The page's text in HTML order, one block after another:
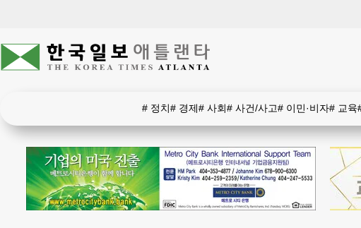
# 정치# 경제# 사회# 사건/사고# 이민·비자# 교육